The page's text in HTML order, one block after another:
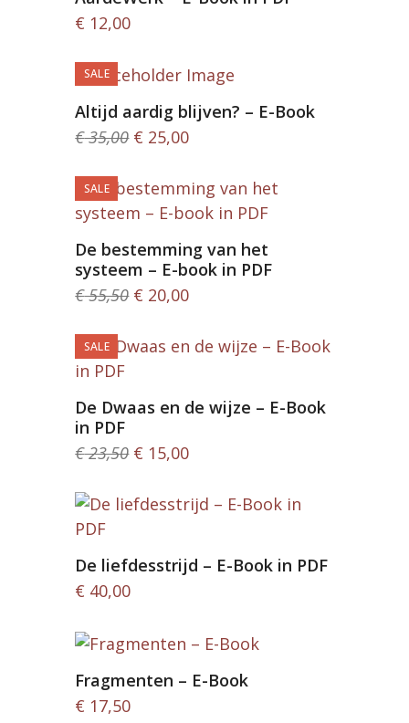
€ 12,00
SALE
Altijd aardig blijven? – E-Book
€35,00 Oorspronkelijke
was:
€ 35,00.
€ 25,00Huidige
is:
€ 25,00.
SALE
De bestemming van het
systeem – E-book in PDF
€55,50 Oorspronkelijke
was:
€ 20,00Huidige
is:
€ 20,00.
SALE
De Dwaas en de wijze – E-Book
in PDF
€23,50 Oorspronkelijke
was:
€ 15,00Huidige
is:
€ 15,00.
De liefdesstrijd – E-Book in PDF
€ 40,00
Fragmenten – E-Book
€ 17,50